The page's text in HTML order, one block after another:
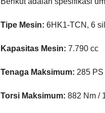
Tipe Mesin: 6HK1-TCN, 6
Kapasitas Mesin: 7.790 cc
Tenaga Maksimum: 285
Torsi Maksimum: 882 Nm /